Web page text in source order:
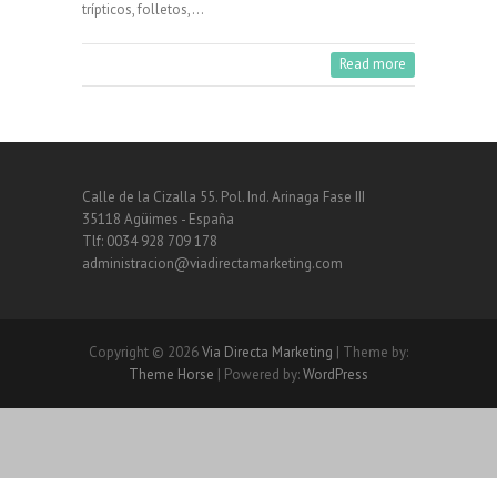
trípticos, folletos,…
Read more
Calle de la Cizalla 55. Pol. Ind. Arinaga Fase III
35118 Agüimes - España
Tlf: 0034 928 709 178
administracion@viadirectamarketing.com
Copyright © 2026Via Directa Marketing | Theme by:
Theme Horse | Powered by:WordPress